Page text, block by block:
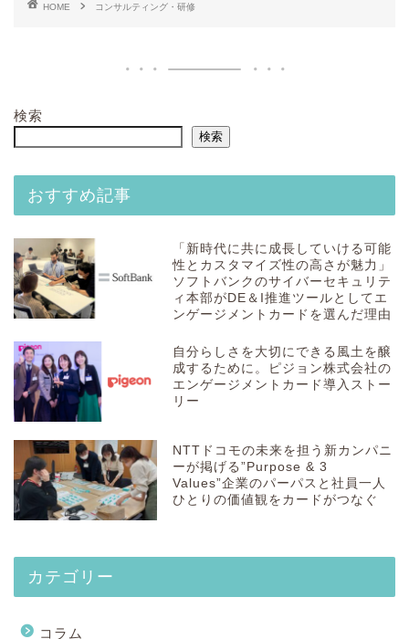
HOME コンサルティング・研修
検索
検索
おすすめ記事
「新時代に共に成長していける可能
性とカスタマイズ性の高さが魅力」
ソフトバンクのサイバーセキュリテ
ィ本部がDE＆I推進ツールとしてエ
ンゲージメントカードを選んだ理由
自分らしさを大切にできる風土を醸
成するために。ピジョン株式会社の
エンゲージメントカード導入ストー
リー
NTTドコモの未来を担う新カンパニ
ーが掲げる”Purpose & 3
Values”企業のパーパスと社員一人
ひとりの価値観をカードがつなぐ
カテゴリー
コラム